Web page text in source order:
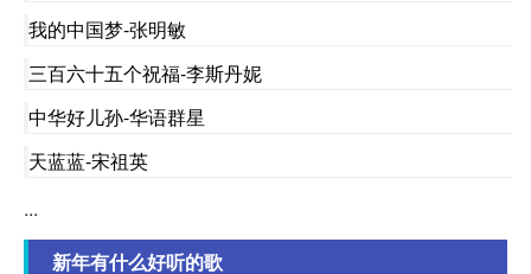
我的中国梦-张明敏
三百六十五个祝福-李斯丹妮
中华好儿孙-华语群星
天蓝蓝-宋祖英
...
新年有什么好听的歌